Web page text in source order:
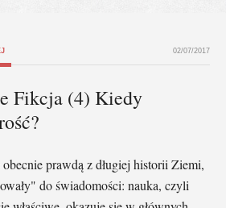
02/07/2017
Fikcja (4) Kiedy
prawdą z długiej historii Ziemi,
do świadomości: nauka, czyli